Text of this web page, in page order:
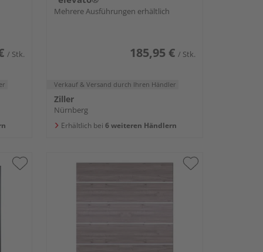
/ Stk.
Mehrere Ausführungen erhältlich
185,95 € / Stk.
Verkauf & Versand durch Ihren Händler
Ziller
Nürnberg
Erhältlich bei 6 weiteren Händlern